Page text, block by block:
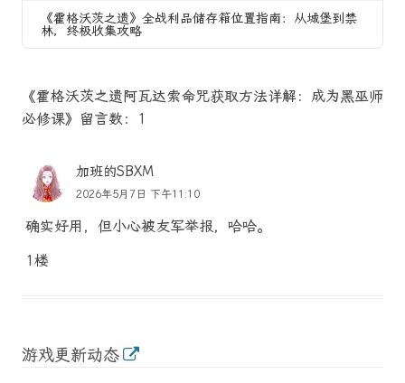
《霍格沃茨之遗》全战利品储存箱位置指南：从城堡到禁
林，终极收集攻略
《霍格沃茨之遗阿瓦达索命咒获取方法详解：成为黑巫师
必修课》留言数：1
加班的SBXM
2026年5月7日 下午11:10
确实好用，但小心被友军举报，哈哈。
1楼
游戏更新动态